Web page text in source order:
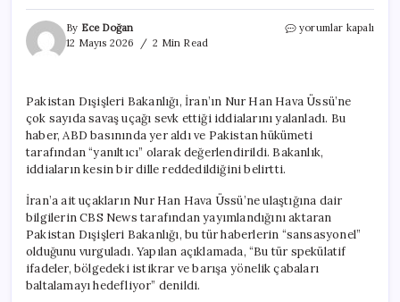
By Ece Doğan
12 Mayıs 2026
2 Min Read
Pakistan,
Kesin
Bir
Dille
Reddetti
yorumlar kapalı
Pakistan Dışişleri Bakanlığı, İran’ın Nur Han Hava Üssü’ne
çok sayıda savaş uçağı sevk ettiği iddialarını yalanladı. Bu
haber, ABD basınında yer aldı ve Pakistan hükümeti
tarafından “yanıltıcı” olarak değerlendirildi. Bakanlık,
iddiaların kesin bir dille reddedildiğini belirtti.
İran’a ait uçakların Nur Han Hava Üssü’ne ulaştığına dair
bilgilerin CBS News tarafından yayımlandığını aktaran
Pakistan Dışişleri Bakanlığı, bu tür haberlerin “sansasyonel”
olduğunu vurguladı. Yapılan açıklamada, “Bu tür spekülatif
ifadeler, bölgedeki istikrar ve barışa yönelik çabaları
baltalamayı hedefliyor” denildi.